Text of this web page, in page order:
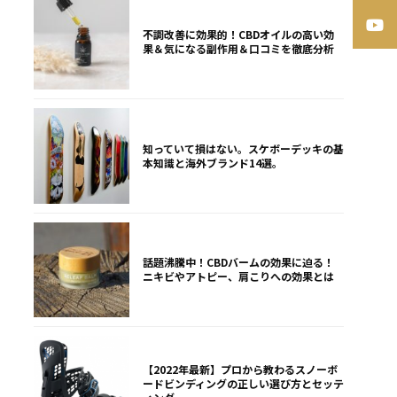
不調改善に効果的！CBDオイルの高い効
果＆気になる副作用＆口コミを徹底分析
知っていて損はない。スケボーデッキの基
本知識と海外ブランド14選。
話題沸騰中！CBDバームの効果に迫る！
ニキビやアトピー、肩こりへの効果とは
【2022年最新】プロから教わるスノーボ
ードビンディングの正しい選び方とセッテ